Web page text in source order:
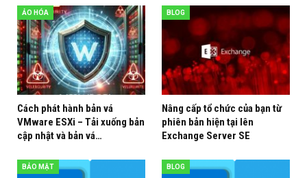
ẢO HÓA
Cách phát hành bản vá
VMware ESXi – Tải xuống bản
cập nhật và bản vá…
BLOG
Nâng cấp tổ chức của bạn từ
phiên bản hiện tại lên
Exchange Server SE
BẢO MẬT BLOG